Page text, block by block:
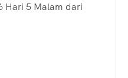
Hari 5 Malam dari